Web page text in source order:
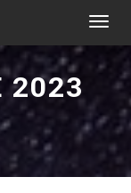
T
o
g
e
a
2023